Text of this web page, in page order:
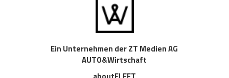
Ein Unternehmen der ZT Medien AG
AUTO&Wirtschaft